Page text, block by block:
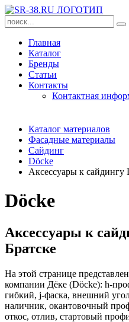
Главная
Каталог
Бренды
Статьи
Контакты
Контактная
Каталог материалов
Фасадные материалы
Сайдинг
Döcke
Аксессуары к сайдингу
Döcke
Аксессуары к
Братске
На этой странице
компании Дёке (Döcke): h-
гибкий, j-фаска, внешний
наличник, окантовочный
откос, отлив, стартовый